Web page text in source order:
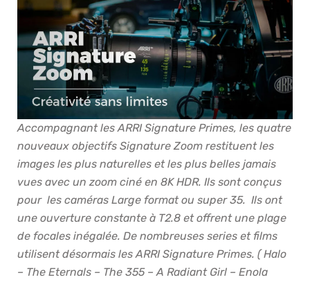
Accompagnant les ARRI Signature Primes, les quatre
nouveaux objectifs Signature Zoom restituent les
images les plus naturelles et les plus belles jamais
vues avec un zoom ciné en 8K HDR. Ils sont conçus
pour les caméras Large formatou super 35. Ils ont
une ouverture constante à T2.8 et offrent une plage
de focales inégalée. De nombreuses series et films
utilisent désormais les ARRI Signature Primes. ( Halo
– The Eternals – The 355 – A Radiant Girl – Enola